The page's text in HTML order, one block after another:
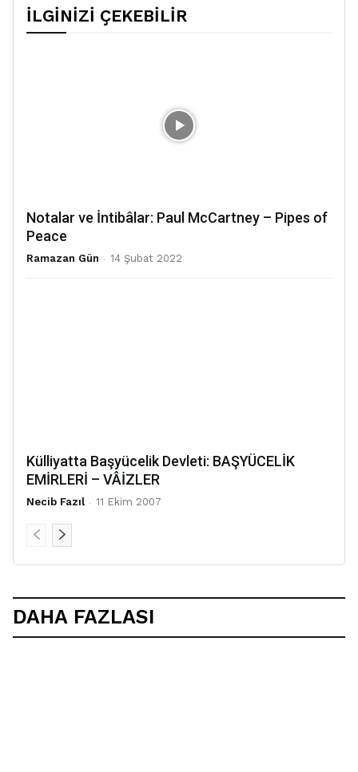
İLGİNİZİ ÇEKEBİLİR
Notalar ve İntibâlar: Paul McCartney – Pipes of
Peace
Ramazan Gün - 14 Şubat 2022
Külliyatta Başyücelik Devleti: BAŞYÜCELİK
EMİRLERİ – VÂİZLER
Necib Fazıl - 11 Ekim 2007
DAHA FAZLASI